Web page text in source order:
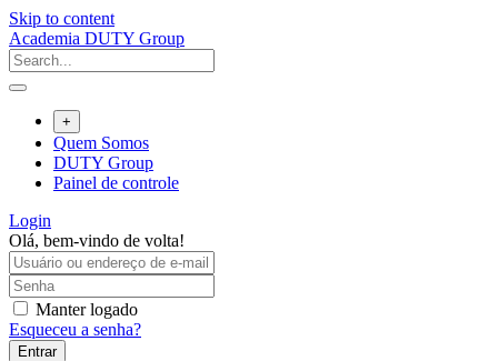
Skip to content
Academia DUTY Group
+
Quem Somos
DUTY Group
Painel de controle
Login
Olá, bem-vindo de volta!
Manter logado
Esqueceu a senha?
Entrar